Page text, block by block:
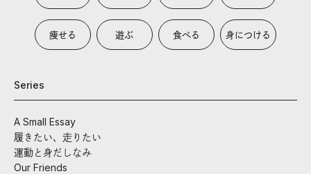
痩せる 遊ぶ 食べる 身につける
Series
A Small Essay
履きたい、走りたい
運動と身だしなみ
Our Friends